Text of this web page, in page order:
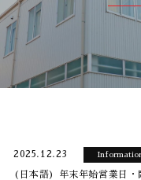
2025.12.23
(日本語) 年末年始営業日・